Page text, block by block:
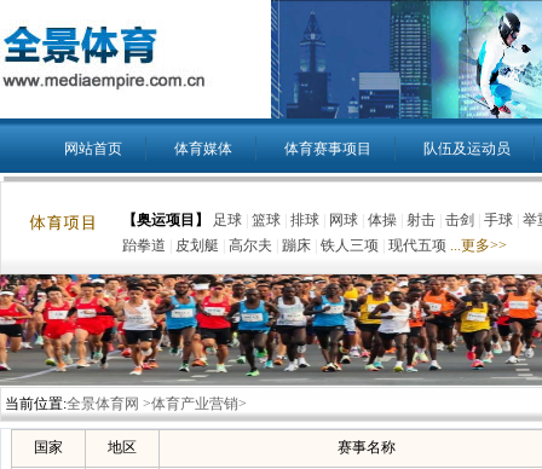
网站首页 体育媒体 体育赛事项目 队伍及运动员
【奥运项目】 足球 篮球 排球 网球 体操 射击 击剑 手球 举
跆拳道
皮划艇 高尔夫 蹦床 铁人三项 现代五项 ...更多>>
当前位置:全景体育网 >体育产业营销>
国家 地区 赛事名称